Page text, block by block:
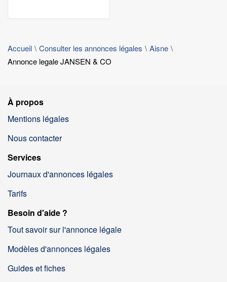
Accueil Consulter les annonces légales
Aisne
Annonce legale JANSEN & CO
À propos
Mentions légales
Nous contacter
Services
Journaux d'annonces légales
Tarifs
Besoin d'aide ?
Tout savoir sur l'annonce légale
Modèles d'annonces légales
Guides et fiches